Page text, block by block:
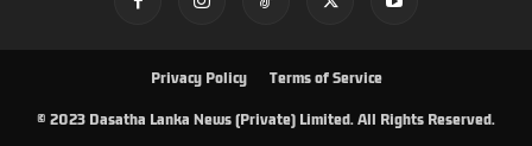
Privacy Policy Terms of Service
© 2023 Dasatha Lanka News (Private) Limited. All Rights Reserved.